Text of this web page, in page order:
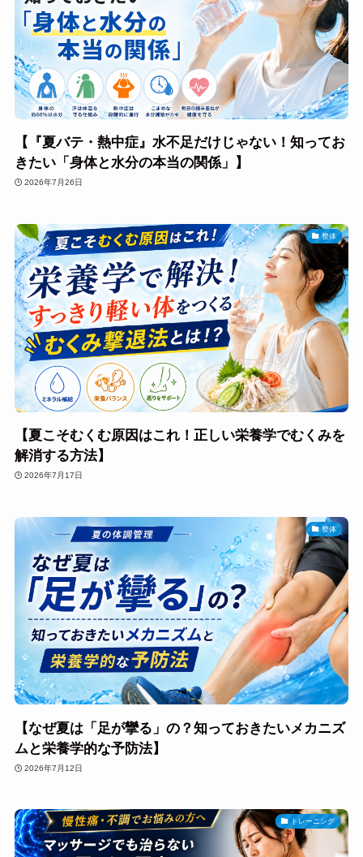
【『夏バテ・熱中症』水不足だけじゃない！知ってお
きたい「身体と水分の本当の関係」】
2026年7月26日
整体
【夏こそむくむ原因はこれ！正しい栄養学でむくみを
解消する方法】
2026年7月17日
整体
【なぜ夏は「足が攣る」の？知っておきたいメカニズ
ムと栄養学的な予防法】
2026年7月12日
トレーニング